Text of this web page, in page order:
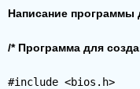
Написание программы
/* Программа для
#include <bios.h>